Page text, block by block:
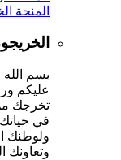
المنحة
بسم
عليكم
تخرجك من
في حياتك
ولوطنك
وتعاونك